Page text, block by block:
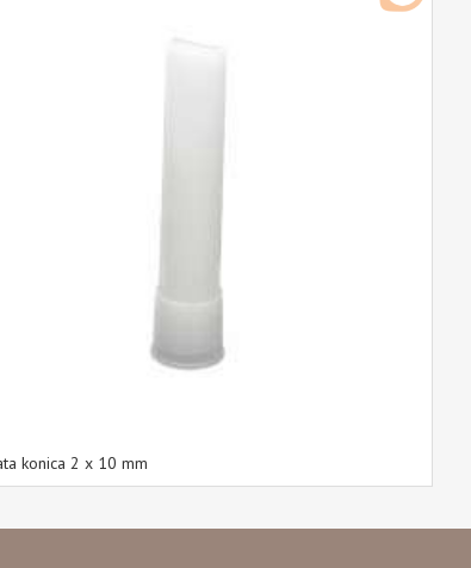
konica 2 x 10 mm